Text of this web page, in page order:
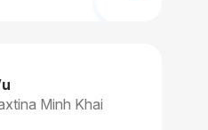
Minh Khai